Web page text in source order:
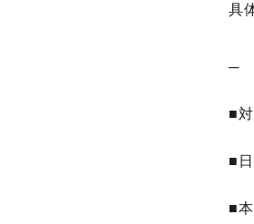
具
─
■
■
■